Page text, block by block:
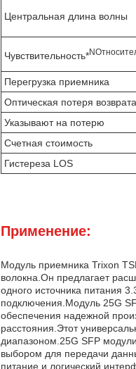
Центральная длина волны
Чувствительность*N
Перегрузка приемника
Оптическая потеря возврата
Указывают на потерю
Счетная стоимость
Гистереза LOS
Применение:
Модуль приемника Trixon
волокна.Он предлагает
одного источника питания
подключения.Модуль 25G
обеспечения надежной
расстояния.Этот
диапазоном.25G SFP
выбором для передачи
питание и логический